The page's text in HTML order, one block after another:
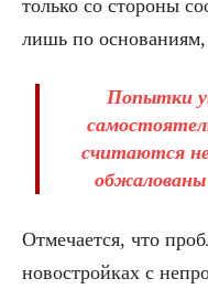
только со стороны
лишь по
Попытки
считаются
обжалованы
Отмечается, что
новостройках с